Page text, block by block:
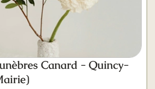
Canard - Quincy-